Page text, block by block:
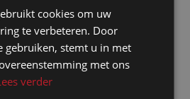
Doe beroep op
een erkende
notulist in
Tulle
FRENCH
cookies om uw
te verbeteren. Door
gebruiken, stemt u in met
met ons
verder